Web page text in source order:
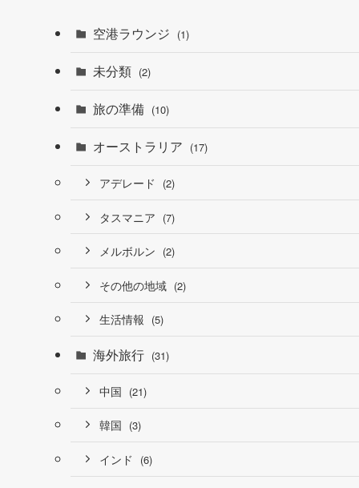
空港ラウンジ (1)
未分類 (2)
旅の準備 (10)
オーストラリア (17)
アデレード (2)
タスマニア (7)
メルボルン (2)
その他の地域 (2)
生活情報 (5)
海外旅行 (31)
中国 (21)
韓国 (3)
インド (6)